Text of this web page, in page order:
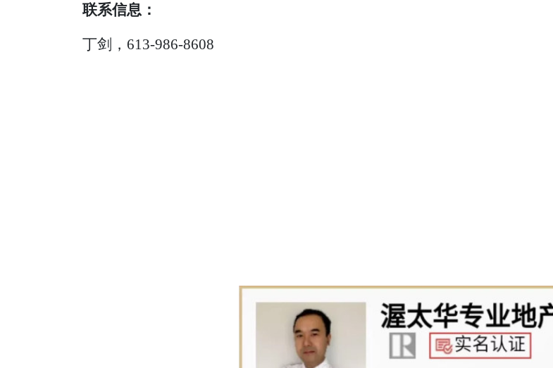
联系信息：
丁剑，613-986-8608